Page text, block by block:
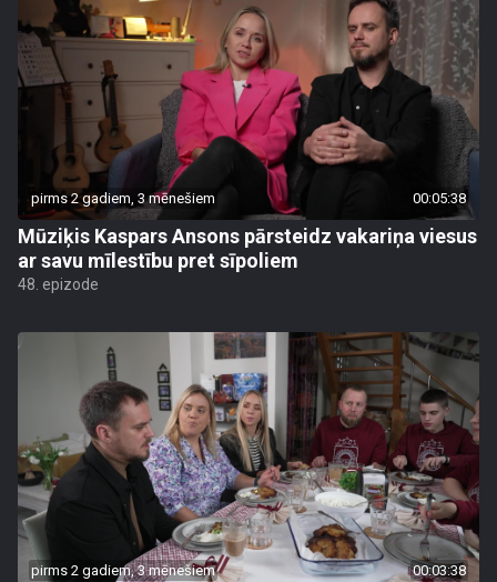
pirms 2 gadiem, 3 mēnešiem 00:05:38
Mūziķis Kaspars Ansons pārsteidz vakariņa viesus
ar savu mīlestību pret sīpoliem
48. epizode
pirms 2 gadiem, 3 mēnešiem 00:03:38